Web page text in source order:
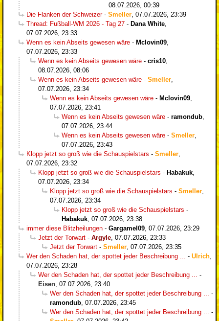
08.07.2026, 00:39
Die Flanken der Schweizer- Smeller 07.07.2026, 23:39
Thread: Fußball-WM 2026 - Tag 27 - Dana White
07.07.2026, 23:33
Wenn es kein Abseits gewesen wäre - Mclovin09
07.07.2026, 23:33
Wenn es kein Abseits gewesen wäre - cris10
08.07.2026, 08:06
Wenn es kein Abseits gewesen wäre - Smeller
07.07.2026, 23:34
Wenn es kein Abseits gewesen wäre - Mclovin09
07.07.2026, 23:41
Wenn es kein Abseits gewesen wäre - ramondub
07.07.2026, 23:44
Wenn es kein Abseits gewesen wäre - Smeller
07.07.2026, 23:43
Klopp jetzt so groß wie die Schauspielstars - Smeller
07.07.2026, 23:32
Klopp jetzt so groß wie die Schauspielstars - Habakuk
07.07.2026, 23:34
Klopp jetzt so groß wie die Schauspielstars - Smeller
07.07.2026, 23:34
Klopp jetzt so groß wie die Schauspielstars -
Habakuk 07.07.2026, 23:38
immer diese Blitzheilungen - Gargamel09 07.07.2026, 23:29
Jetzt der Torwart - Argyle 07.07.2026, 23:33
Jetzt der Torwart - Smeller 07.07.2026, 23:35
Wer den Schaden hat, der spottet jeder Beschreibung ...
- Ulrich
07.07.2026, 23:28
Wer den Schaden hat, der spottet jeder Beschreibung ...
-
Eisen 07.07.2026, 23:40
Wer den Schaden hat, der spottet jeder Beschreibung ...
-
ramondub 07.07.2026, 23:45
Wer den Schaden hat, der spottet jeder Beschreibung ...
-